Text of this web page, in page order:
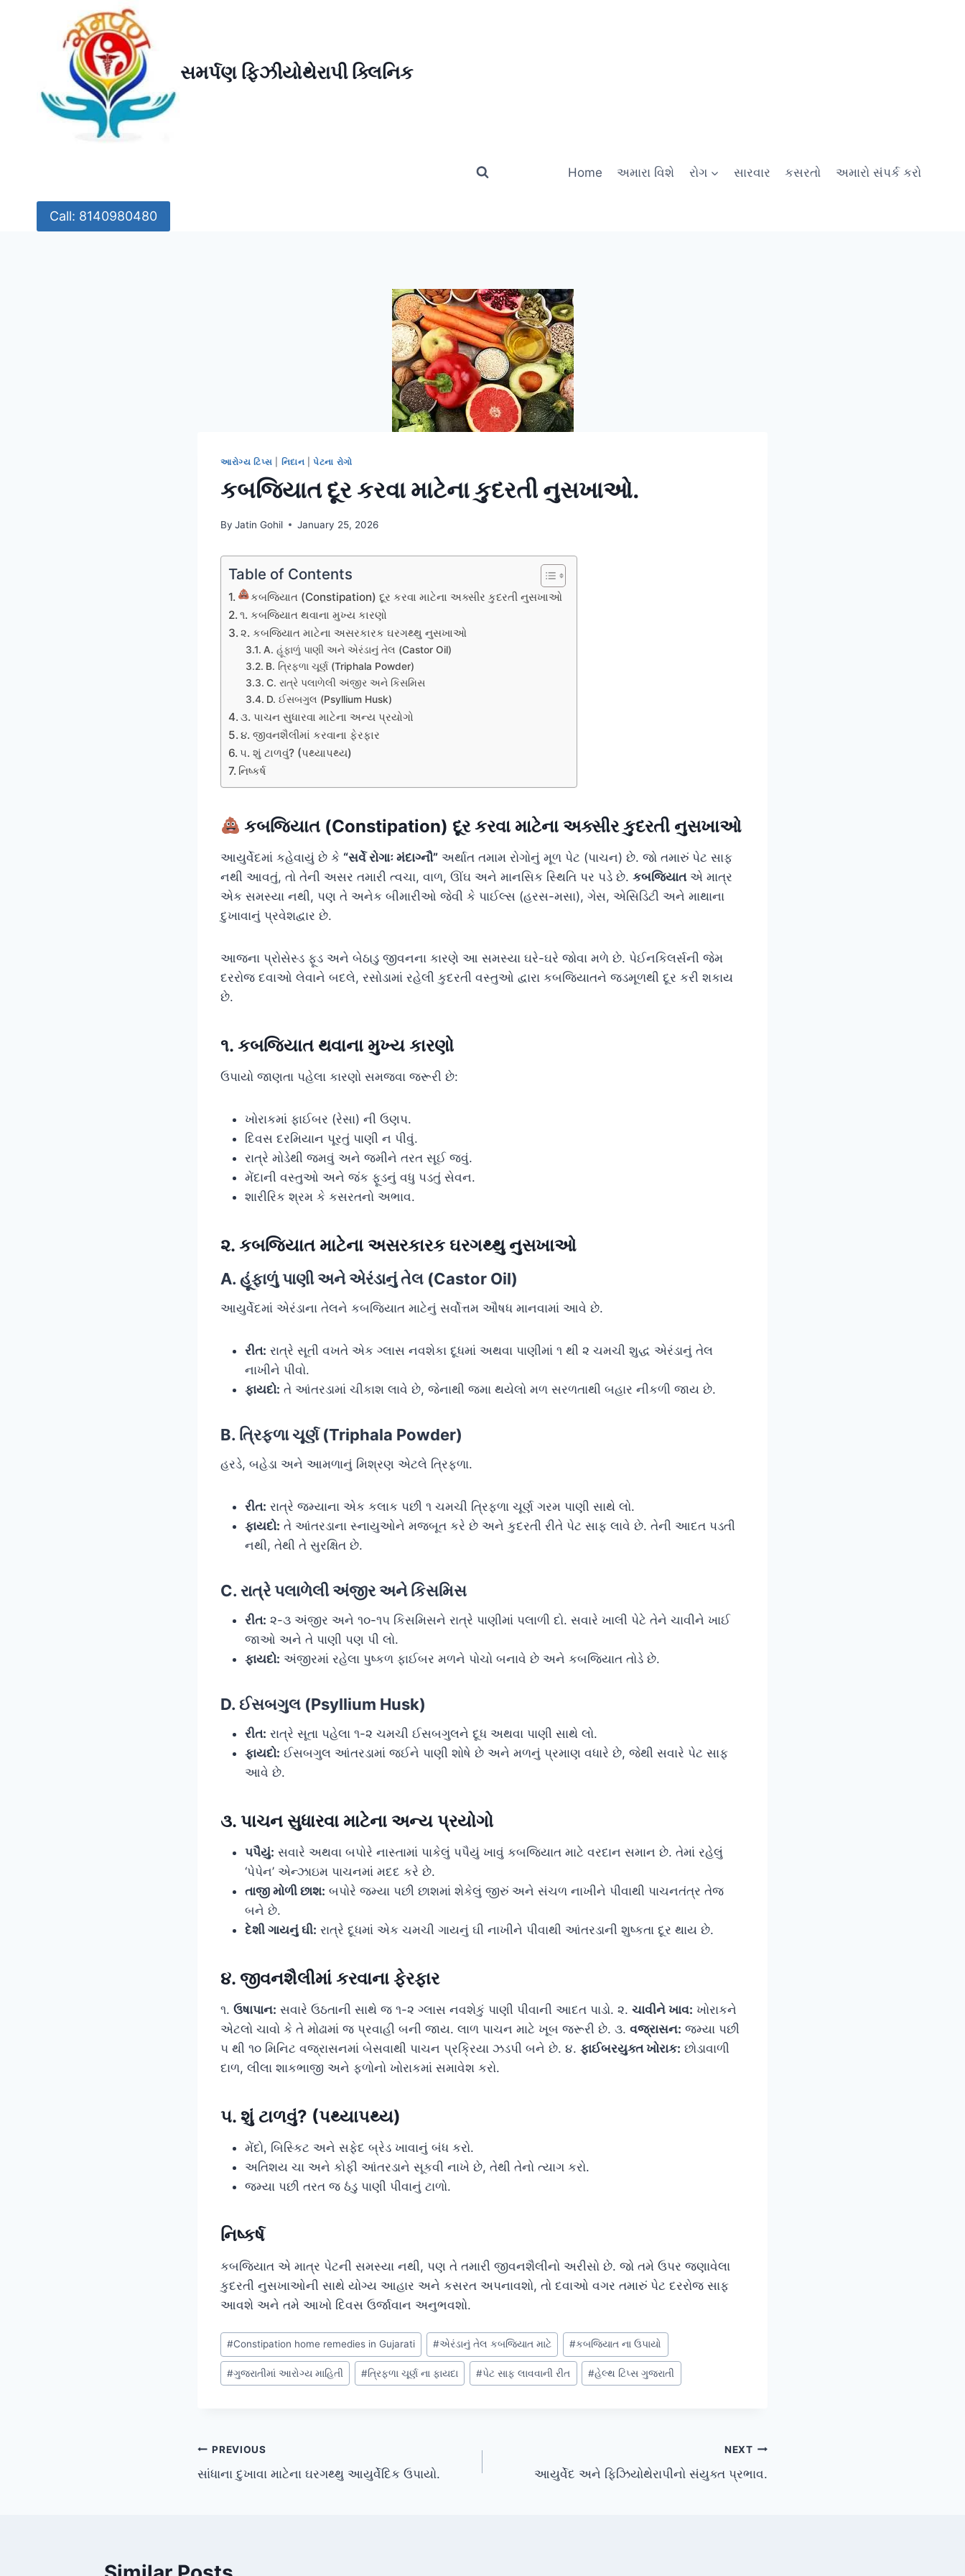
સમર્પણ ફિઝીયોથેરાપી ક્લિનિક
Home અમારા વિશે રોગ સારવાર કસરતો અમારો સંપર્ક કરો
Call: 8140980480
આરોગ્ય ટિપ્સ નિદાન |પેટના રોગો
કબજિયાત દૂર કરવા માટેના કુદરતી નુસખાઓ.
By Jatin Gohil January 25, 2026
Table of Contents
કબજિયાત (Constipation) દૂર કરવા માટેના અક્સીર કુદરતી નુસખાઓ
૧. કબજિયાત થવાના મુખ્ય કારણો
૨. કબજિયાત માટેના અસરકારક ઘરગથ્થુ નુસખાઓ
A. હૂંફાળું પાણી અને એરંડાનું તેલ (Castor Oil)
B. ત્રિફળા ચૂર્ણ (Triphala Powder)
C. રાત્રે પલાળેલી અંજીર અને કિસમિસ
D. ઈસબગુલ (Psyllium Husk)
૩. પાચન સુધારવા માટેના અન્ય પ્રયોગો
૪. જીવનશૈલીમાં કરવાના ફેરફાર
૫. શું ટાળવું? (પથ્યાપથ્ય)
નિષ્કર્ષ
કબજિયાત (Constipation) દૂર કરવા માટેના અક્સીર કુદરતી નુસખાઓ
આયુર્વેદમાં કહેવાયું છે કે “સર્વે રોગાઃ મંદાગ્નૌ” અર્થાત તમામ રોગોનું મૂળ પેટ (પાચન) છે. જો તમારું પેટ સાફ
નથી આવતું, તો તેની અસર તમારી ત્વચા, વાળ, ઊંઘ અને માનસિક સ્થિતિ પર પડે છે. કબજિયાતએ માત્ર
એક સમસ્યા નથી, પણ તે અનેક બીમારીઓ જેવી કે પાઈલ્સ (હરસ-મસા), ગેસ, એસિડિટી અને માથાના
દુખાવાનું પ્રવેશદ્વાર છે.
આજના પ્રોસેસ્ડ ફૂડ અને બેઠાડુ જીવનના કારણે આ સમસ્યા ઘરે-ઘરે જોવા મળે છે. પેઈનકિલર્સની જેમ
દરરોજ દવાઓ લેવાને બદલે, રસોડામાં રહેલી કુદરતી વસ્તુઓ દ્વારા કબજિયાતને જડમૂળથી દૂર કરી શકાય
છે.
૧. કબજિયાત થવાના મુખ્ય કારણો
ઉપાયો જાણતા પહેલા કારણો સમજવા જરૂરી છે:
ખોરાકમાં ફાઈબર (રેસા) ની ઉણપ.
દિવસ દરમિયાન પૂરતું પાણી ન પીવું.
રાત્રે મોડેથી જમવું અને જમીને તરત સૂઈ જવું.
મેંદાની વસ્તુઓ અને જંક ફૂડનું વધુ પડતું સેવન.
શારીરિક શ્રમ કે કસરતનો અભાવ.
૨. કબજિયાત માટેના અસરકારક ઘરગથ્થુ નુસખાઓ
A. હૂંફાળું પાણી અને એરંડાનું તેલ (Castor Oil)
આયુર્વેદમાં એરંડાના તેલને કબજિયાત માટેનું સર્વોત્તમ ઔષધ માનવામાં આવે છે.
રીત: રાત્રે સૂતી વખતે એક ગ્લાસ નવશેકા દૂધમાં અથવા પાણીમાં ૧ થી ૨ ચમચી શુદ્ધ એરંડાનું તેલ
નાખીને પીવો.
ફાયદો: તે આંતરડામાં ચીકાશ લાવે છે, જેનાથી જમા થયેલો મળ સરળતાથી બહાર નીકળી જાય છે.
B. ત્રિફળા ચૂર્ણ (Triphala Powder)
હરડે, બહેડા અને આમળાનું મિશ્રણ એટલે ત્રિફળા.
રીત: રાત્રે જમ્યાના એક કલાક પછી ૧ ચમચી ત્રિફળા ચૂર્ણ ગરમ પાણી સાથે લો.
ફાયદો: તે આંતરડાના સ્નાયુઓને મજબૂત કરે છે અને કુદરતી રીતે પેટ સાફ લાવે છે. તેની આદત પડતી
નથી, તેથી તે સુરક્ષિત છે.
C. રાત્રે પલાળેલી અંજીર અને કિસમિસ
રીત: ૨-૩ અંજીર અને ૧૦-૧૫ કિસમિસને રાત્રે પાણીમાં પલાળી દો. સવારે ખાલી પેટે તેને ચાવીને ખાઈ
જાઓ અને તે પાણી પણ પી લો.
ફાયદો: અંજીરમાં રહેલા પુષ્કળ ફાઈબર મળને પોચો બનાવે છે અને કબજિયાત તોડે છે.
D. ઈસબગુલ (Psyllium Husk)
રીત: રાત્રે સૂતા પહેલા ૧-૨ ચમચી ઈસબગુલને દૂધ અથવા પાણી સાથે લો.
ફાયદો: ઈસબગુલ આંતરડામાં જઈને પાણી શોષે છે અને મળનું પ્રમાણ વધારે છે, જેથી સવારે પેટ સાફ
આવે છે.
૩. પાચન સુધારવા માટેના અન્ય પ્રયોગો
પપૈયું: સવારે અથવા બપોરે નાસ્તામાં પાકેલું પપૈયું ખાવું કબજિયાત માટે વરદાન સમાન છે. તેમાં રહેલું
‘પેપેન’ એન્ઝાઇમ પાચનમાં મદદ કરે છે.
તાજી મોળી છાશ: બપોરે જમ્યા પછી છાશમાં શેકેલું જીરું અને સંચળ નાખીને પીવાથી પાચનતંત્ર તેજ
બને છે.
દેશી ગાયનું ઘી: રાત્રે દૂધમાં એક ચમચી ગાયનું ઘી નાખીને પીવાથી આંતરડાની શુષ્કતા દૂર થાય છે.
૪. જીવનશૈલીમાં કરવાના ફેરફાર
૧. ઉષાપાન: સવારે ઉઠતાની સાથે જ ૧-૨ ગ્લાસ નવશેકું પાણી પીવાની આદત પાડો. ૨. ચાવીને ખાવ: ખોરાકને
એટલો ચાવો કે તે મોઢામાં જ પ્રવાહી બની જાય. લાળ પાચન માટે ખૂબ જરૂરી છે. ૩. વજ્રાસન: જમ્યા પછી
૫ થી ૧૦ મિનિટ વજ્રાસનમાં બેસવાથી પાચન પ્રક્રિયા ઝડપી બને છે. ૪. ફાઈબરયુક્ત ખોરાક: છોડાવાળી
દાળ, લીલા શાકભાજી અને ફળોનો ખોરાકમાં સમાવેશ કરો.
૫. શું ટાળવું? (પથ્યાપથ્ય)
મેંદો, બિસ્કિટ અને સફેદ બ્રેડ ખાવાનું બંધ કરો.
અતિશય ચા અને કોફી આંતરડાને સૂકવી નાખે છે, તેથી તેનો ત્યાગ કરો.
જમ્યા પછી તરત જ ઠંડુ પાણી પીવાનું ટાળો.
નિષ્કર્ષ
કબજિયાત એ માત્ર પેટની સમસ્યા નથી, પણ તે તમારી જીવનશૈલીનો અરીસો છે. જો તમે ઉપર જણાવેલા
કુદરતી નુસખાઓની સાથે યોગ્ય આહાર અને કસરત અપનાવશો, તો દવાઓ વગર તમારું પેટ દરરોજ સાફ
આવશે અને તમે આખો દિવસ ઉર્જાવાન અનુભવશો.
Post
Tags:
#Constipation home remedies in Gujarati #એરંડાનું તેલ કબજિયાત માટે #કબજિયાત ના ઉપાયો
#ગુજરાતીમાં આરોગ્ય માહિતી #ત્રિફળા ચૂર્ણ ના ફાયદા #પેટ સાફ લાવવાની રીત #હેલ્થ ટિપ્સ ગુજરાતી
Post
navigation
PREVIOUS
સાંધાના દુખાવા માટેના ઘરગથ્થુ આયુર્વેદિક ઉપાયો.
NEXT
આયુર્વેદ અને ફિઝિયોથેરાપીનો સંયુક્ત પ્રભાવ.